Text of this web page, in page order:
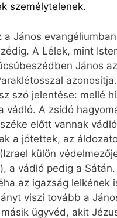
személytelenek.
a János
A Lélek, mint
János
szó jelentése: mellé
vádló. A zsidó
előtt vannak
a jótettek, az
külön
a vádló pedig a
az igazság lelkének
viszi tovább a
ügyvéd, akit